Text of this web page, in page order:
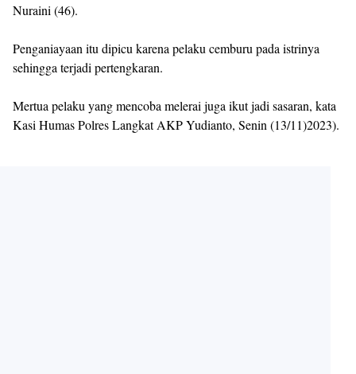
Nuraini (46).
Penganiayaan itu dipicu karena pelaku cemburu pada istrinya
sehingga terjadi pertengkaran.
Mertua pelaku yang mencoba melerai juga ikut jadi sasaran, kata
Kasi Humas Polres Langkat AKP Yudianto, Senin (13/11)2023).